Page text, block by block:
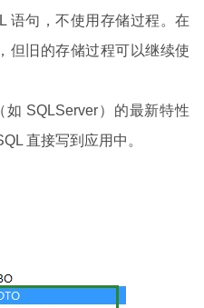
语句，不使用存储过程。在
但旧的存储过程可以继续使
SQLServer）的最新特性
直接写到应用中。